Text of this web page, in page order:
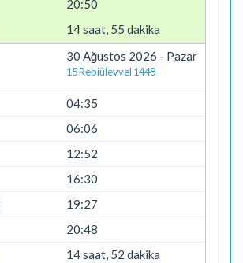
20:50
14 saat, 55 dakika
30 Ağustos 2026 - Pazar
15 Rebiülevvel 1448
04:35
06:06
12:52
16:30
19:27
20:48
14 saat, 52 dakika